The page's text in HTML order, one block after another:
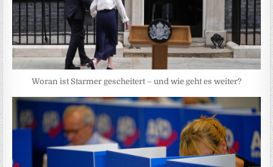
Woran ist Starmer gescheitert – und wie geht es weiter?